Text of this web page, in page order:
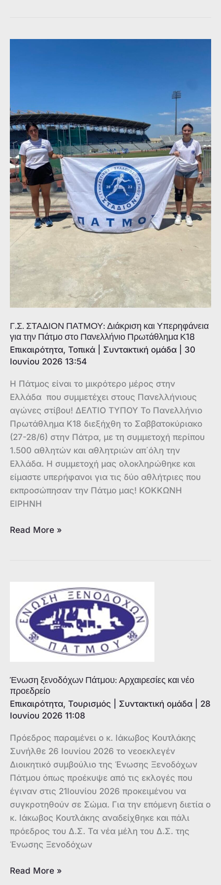
κεραμικής
Αποκυήματα
“
Γ.Σ. ΣΤΑΔΙΟΝ ΠΑΤΜΟΥ: Διάκριση και Υπερηφάνεια
για την Πάτμο στο Πανελλήνιο Πρωτάθλημα Κ18
Επικαιρότητα, Τοπικά Συντακτική ομάδα
30
Ιουνίου 2026 13:54
Η Πάτμος είναι το μικρότερο μέρος στην
Ελλάδα που συμμετέχει στους Πανελλήνιους
αγώνες στίβου! ΔΕΛΤΙΟ ΤΥΠΟΥ Το Πανελλήνιο
Πρωτάθλημα Κ18 διεξήχθη το Σαββατοκύριακο
(27-28/6) στην Πάτρα, με τη συμμετοχή περίπου
1.500 αθλητών και αθλητριών απ΄όλη την
Ελλάδα. Η συμμετοχή μας ολοκληρώθηκε και
είμαστε υπερήφανοι για τις δύο αθλήτριες που
εκπροσώπησαν την Πάτμο μας! ΚΟΚΚΩΝΗ
ΕΙΡΗΝΗ
Γ.Σ.
Υπερηφάνεια
για
την
Πάτμο
Πρωτάθλημα
Κ18
Read More »
Ένωση ξενοδόχων Πάτμου: Αρχαιρεσίες και νέο
προεδρείο
Επικαιρότητα, Τουρισμός Συντακτική ομάδα
28
Ιουνίου 2026 11:08
Πρόεδρος παραμένει ο κ. Ιάκωβος Κουτλάκης
Συνήλθε 26 Ιουνίου 2026 το νεοεκλεγέν
Διοικητικό συμβούλιο της Ένωσης Ξενοδόχων
Πάτμου όπως προέκυψε από τις εκλογές που
έγιναν στις 21Ιουνίου 2026 προκειμένου να
συγκροτηθούν σε Σώμα. Για την επόμενη διετία ο
κ. Ιάκωβος Κουτλάκης αναδείχθηκε και πάλι
πρόεδρος του Δ.Σ. Τα νέα μέλη του Δ.Σ. της
Ένωσης Ξενοδόχων
Ένωση
Read More »